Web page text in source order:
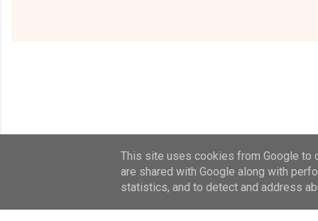
la loro attrazione sempre più
This site uses cookies from Google to
are shared with Google along with
statistics, and to detect and address